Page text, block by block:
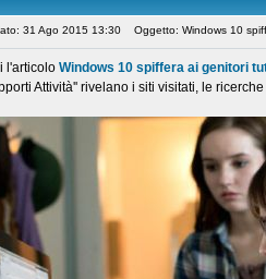
31 Ago 2015 13:30 Oggetto: Windows 10
l'articolo Windows 10 spiffera ai genitori
Attività'' rivelano i siti visitati, le